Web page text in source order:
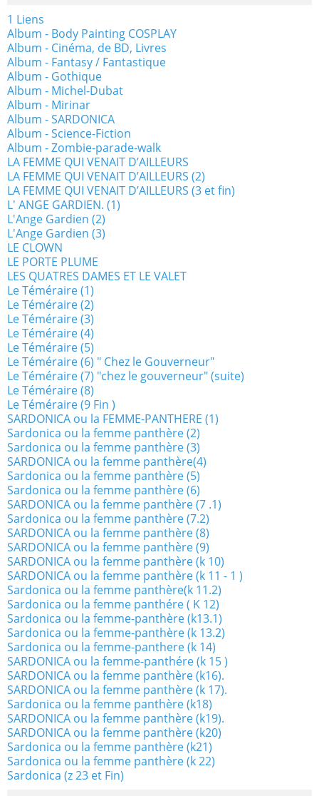
1 Liens
Album - Body Painting COSPLAY
Album - Cinéma, de BD, Livres
Album - Fantasy / Fantastique
Album - Gothique
Album - Michel-Dubat
Album - Mirinar
Album - SARDONICA
Album - Science-Fiction
Album - Zombie-parade-walk
LA FEMME QUI VENAIT D’AILLEURS
LA FEMME QUI VENAIT D’AILLEURS (2)
LA FEMME QUI VENAIT D’AILLEURS (3 et fin)
L' ANGE GARDIEN. (1)
L'Ange Gardien (2)
L'Ange Gardien (3)
LE CLOWN
LE PORTE PLUME
LES QUATRES DAMES ET LE VALET
Le Téméraire (1)
Le Téméraire (2)
Le Téméraire (3)
Le Téméraire (4)
Le Téméraire (5)
Le Téméraire (6) " Chez le Gouverneur"
Le Téméraire (7) "chez le gouverneur" (suite)
Le Téméraire (8)
Le Téméraire (9 Fin )
SARDONICA ou la FEMME-PANTHERE (1)
Sardonica ou la femme panthère (2)
Sardonica ou la femme panthère (3)
SARDONICA ou la femme panthère(4)
Sardonica ou la femme panthère (5)
Sardonica ou la femme panthère (6)
SARDONICA ou la femme panthère (7 .1)
Sardonica ou la femme panthère (7.2)
SARDONICA ou la femme panthère (8)
SARDONICA ou la femme panthère (9)
SARDONICA ou la femme panthère (k 10)
SARDONICA ou la femme panthère (k 11 - 1 )
Sardonica ou la femme panthère(k 11.2)
Sardonica ou la femme panthére ( K 12)
Sardonica ou la femme-panthère (k13.1)
Sardonica ou la femme-panthère (k 13.2)
Sardonica ou la femme-panthere (k 14)
SARDONICA ou la femme-panthére (k 15 )
SARDONICA ou la femme panthère (k16).
SARDONICA ou la femme panthère (k 17).
Sardonica ou la femme panthère (k18)
SARDONICA ou la femme panthère (k19).
SARDONICA ou la femme panthère (k20)
Sardonica ou la femme panthère (k21)
Sardonica ou la femme panthère (k 22)
Sardonica (z 23 et Fin)